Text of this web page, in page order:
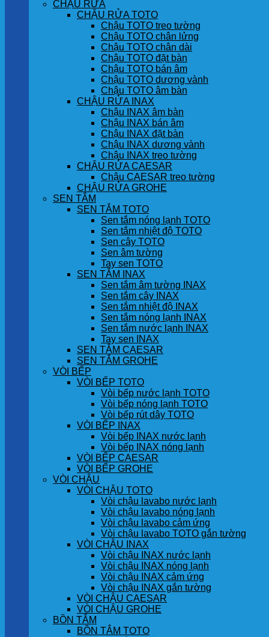
CHẬU RỬA
CHẬU RỬA TOTO
Chậu TOTO treo tường
Chậu TOTO chân lửng
Chậu TOTO chân dài
Chậu TOTO đặt bàn
Chậu TOTO bán âm
Chậu TOTO dương vành
Chậu TOTO âm bàn
CHẬU RỬA INAX
Chậu INAX âm bàn
Chậu INAX bán âm
Chậu INAX đặt bàn
Chậu INAX dương vành
Chậu INAX treo tường
CHẬU RỬA CAESAR
Chậu CAESAR treo tường
CHẬU RỬA GROHE
SEN TẮM
SEN TẮM TOTO
Sen tắm nóng lạnh TOTO
Sen tắm nhiệt độ TOTO
Sen cây TOTO
Sen âm tường
Tay sen TOTO
SEN TẮM INAX
Sen tắm âm tường INAX
Sen tắm cây INAX
Sen tắm nhiệt độ INAX
Sen tắm nóng lạnh INAX
Sen tắm nước lạnh INAX
Tay sen INAX
SEN TẮM CAESAR
SEN TẮM GROHE
VÒI BẾP
VÒI BẾP TOTO
Vòi bếp nước lạnh TOTO
Vòi bếp nóng lạnh TOTO
Vòi bếp rút dây TOTO
VÒI BẾP INAX
Vòi bếp INAX nước lạnh
Vòi bếp INAX nóng lạnh
VÒI BẾP CAESAR
VÒI BẾP GROHE
VÒI CHẬU
VÒI CHẬU TOTO
Vòi chậu lavabo nước lạnh
Vòi chậu lavabo nóng lạnh
Vòi chậu lavabo cảm ứng
Vòi chậu lavabo TOTO gắn tường
VÒI CHẬU INAX
Vòi chậu INAX nước lạnh
Vòi chậu INAX nóng lạnh
Vòi chậu INAX cảm ứng
Vòi chậu INAX gắn tường
VÒI CHẬU CAESAR
VÒI CHẬU GROHE
BỒN TẮM
BỒN TẮM TOTO